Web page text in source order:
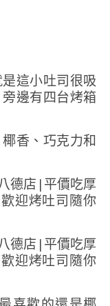
這小吐司很吸
邊有四台烤箱
香、巧克力和